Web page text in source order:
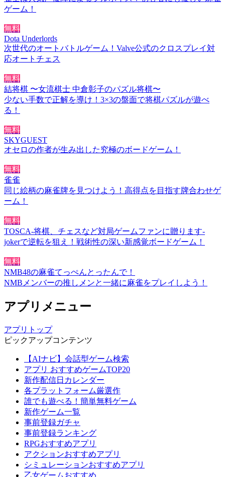
ゲーム！
無料
Dota Underlords
次世代のオートバトルゲーム！Valve公式のクロスプレイ対
応オートチェス
無料
結将棋 〜女流棋士 中倉彰子のパズル将棋〜
少ない手数で正解を導け！3×3の盤面で将棋パズルが遊べ
る！
無料
SKYGUEST
オセロの作者が生み出した究極のボードゲーム！
無料
雀雀
同じ絵柄の麻雀牌を見つけよう！高得点を目指す牌合わせゲ
ーム！
無料
TOSCA-将棋、チェスなど対局ゲームファンに贈ります-
jokerで逆転を狙え！戦術性の深い新感覚ボードゲーム！
無料
NMB48の麻雀てっぺんとったんで！
NMBメンバーの推しメンと一緒に麻雀をプレイしよう！
アプリメニュー
アプリトップ
ピックアップコンテンツ
【AIナビ】会話型ゲーム検索
アプリ おすすめゲームTOP20
新作配信日カレンダー
各プラットフォーム厳選作
誰でも遊べる！簡単無料ゲーム
新作ゲーム一覧
事前登録ガチャ
事前登録ランキング
RPGおすすめアプリ
アクションおすすめアプリ
シミュレーションおすすめアプリ
乙女ゲームおすすめ